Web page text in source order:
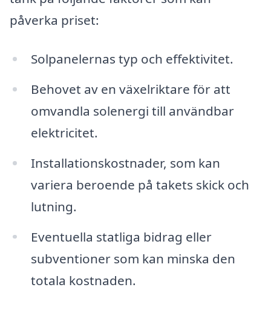
påverka priset:
Solpanelernas typ och effektivitet.
Behovet av en växelriktare för att
omvandla solenergi till användbar
elektricitet.
Installationskostnader, som kan
variera beroende på takets skick och
lutning.
Eventuella statliga bidrag eller
subventioner som kan minska den
totala kostnaden.